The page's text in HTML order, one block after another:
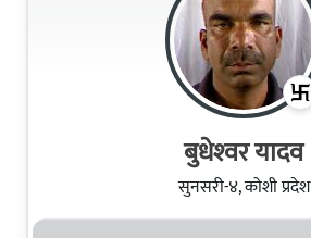
बुधेश्‍वर यादव
सुनसरी-४, कोशी प्रदेश